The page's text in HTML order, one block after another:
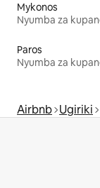
Mykonos
Paros
Airbnb Ugiriki